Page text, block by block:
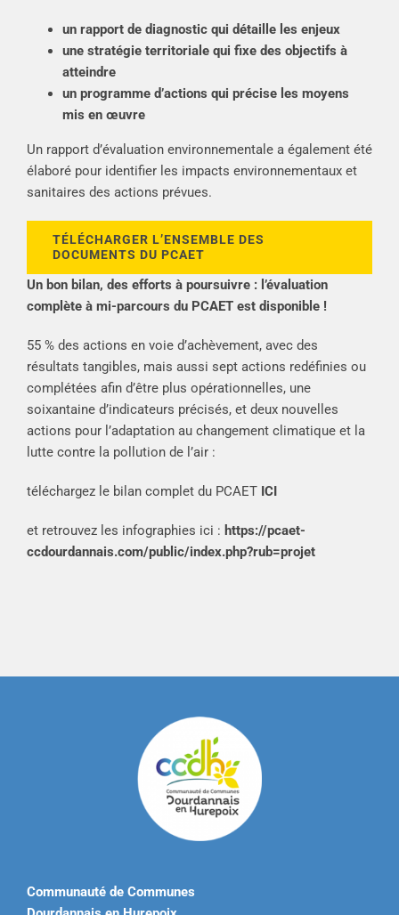
un rapport de diagnostic qui détaille les enjeux
une stratégie territoriale qui fixe des objectifs à
atteindre
un programme d’actions qui précise les moyens
mis en œuvre
Un rapport d’évaluation environnementale a également été
élaboré pour identifier les impacts environnementaux et
sanitaires des actions prévues.
TÉLÉCHARGER L’ENSEMBLE DES
DOCUMENTS DU PCAET
Un bon bilan, des efforts à poursuivre : l’évaluation
complète à mi-parcours du PCAET est disponible !
55 % des actions en voie d’achèvement, avec des
résultats tangibles, mais aussi sept actions redéfinies ou
complétées afin d’être plus opérationnelles, une
soixantaine d’indicateurs précisés, et deux nouvelles
actions pour l’adaptation au changement climatique et la
lutte contre la pollution de l’air :
téléchargez le bilan complet du PCAET ICI
et retrouvez les infographies ici : https://pcaet-
ccdourdannais.com/public/index.php?rub=projet
Communauté de Communes